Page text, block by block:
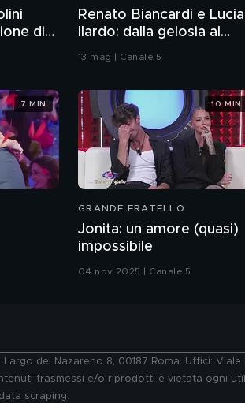
di
Renato Biancardi e Lucia
Ilardo: dalla gelosia al
13 mag | Canale 5
7 MIN
GRANDE FRATELLO
Jonita: un amore (quasi)
impossibile
04 nov 2025 | Canale 5
10 MIN
del Nazareno 8, 00187 Roma. Uffici:
trasmessi e/o riprodotti è vietata ogni
scraping.